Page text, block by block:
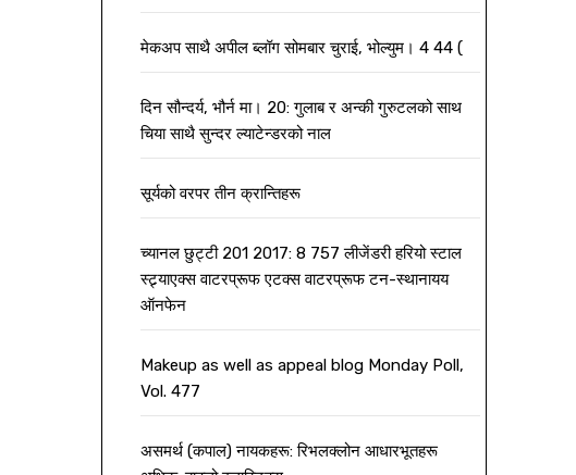
मेकअप साथै अपील ब्लॉग सोमबार चुराई, भोल्युम। 4 44 (
दिन सौन्दर्य, भौर्न मा। 20: गुलाब र अन्की गुरुटलको साथ
चिया साथै सुन्दर ल्याटेन्डरको नाल
सूर्यको वरपर तीन क्रान्तिहरू
च्यानल छुट्टी 201 2017: 8 757 लीजेंडरी हरियो स्टाल
स्ट्र्याएक्स वाटरप्रूफ एटक्स वाटरप्रूफ टन-स्थानायय
ऑनफेन
Makeup as well as appeal blog Monday Poll,
Vol. 477
असमर्थ (कपाल) नायकहरू: रिभलक्लोन आधारभूतहरू